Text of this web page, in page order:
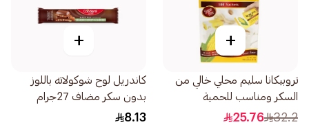
+
تروبيكانا سليم محلي خالي من
السكر ومناسب للحمية
100×2جرام
32.2
25.76
+
كاندريل لوح شوكولاته باللوز
بدون سكر مضاف 27جرام
8.13